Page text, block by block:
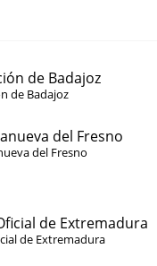
de Badajoz
de Badajoz
del Fresno
del Fresno
de Extremadura
de Extremadura